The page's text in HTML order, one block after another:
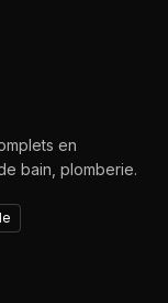
en
bain, plomberie.